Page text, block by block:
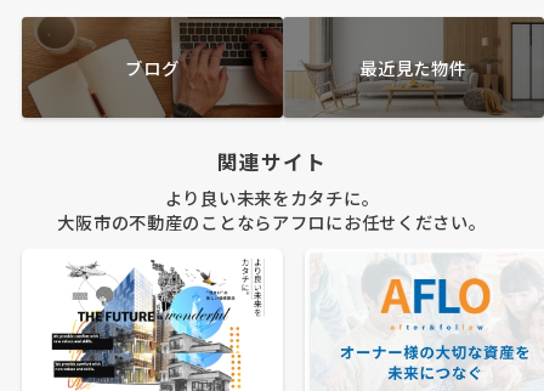
ブログ 最近見た物件
関連サイト
より良い未来をカタチに。
大阪市の不動産のことならアフロにお任せください。